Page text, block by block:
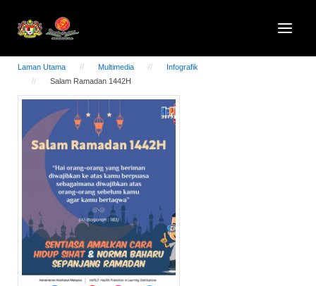
Laman Utama Multimedia
Infografik
Salam Ramadan 1442H